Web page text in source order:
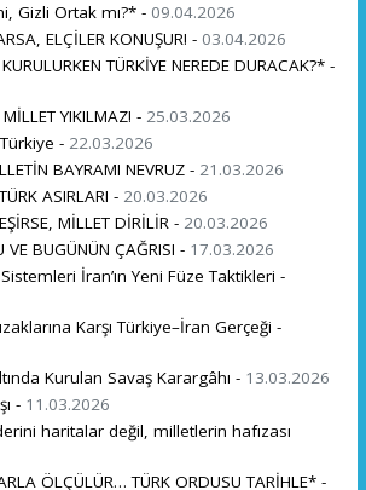
Gizli Ortak mı?* - 09.04.2026
ELÇİLER KONUŞUR! - 03.04.2026
TÜRKİYE NEREDE DURACAK?* -
YIKILMAZ! - 25.03.2026
- 22.03.2026
BAYRAMI NEVRUZ - 21.03.2026
ASIRLARI - 20.03.2026
MİLLET DİRİLİR - 20.03.2026
VE BUGÜNÜN ÇAĞRISI - 17.03.2026
İran’ın Yeni Füze Taktikleri -
Karşı Türkiye–İran Gerçeği -
Kurulan Savaş Karargâhı - 13.03.2026
- 11.03.2026
haritalar değil, milletlerin hafızası
ÖLÇÜLÜR… TÜRK ORDUSU TARİHLE* -